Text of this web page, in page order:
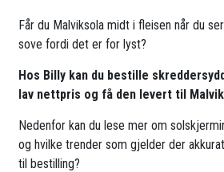
Får du Malviksola midt i fleisen når du
sove fordi det er for lyst?
Hos Billy kan du bestille
lav nettpris og få den levert til
Nedenfor kan du lese mer om
og hvilke trender som gjelder der
til bestilling?